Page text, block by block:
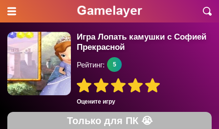
Игра Лопать камушки с Софией
Прекрасной
Оцените игру
Рейтинг: 5